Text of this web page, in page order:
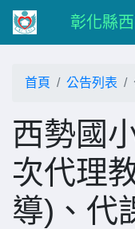
彰化縣
首頁 公告列表
西勢國
次代理
導)、代